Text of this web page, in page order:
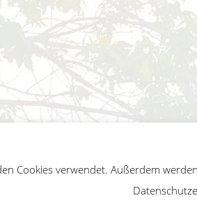
Sitemap German
Cookies verwendet. Außerdem